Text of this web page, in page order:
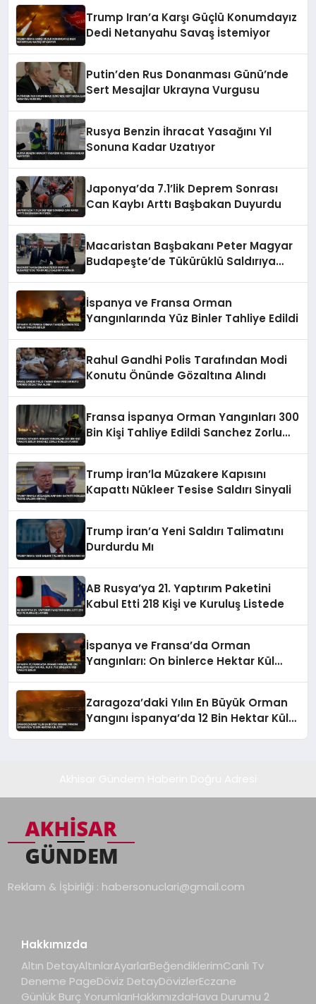
Trump Iran’a Karşı Güçlü Konumdayız
Dedi Netanyahu Savaş İstemiyor
Putin’den Rus Donanması Günü’nde
Sert Mesajlar Ukrayna Vurgusu
Rusya Benzin İhracat Yasağını Yıl
Sonuna Kadar Uzatıyor
Japonya’da 7.1’lik Deprem Sonrası
Can Kaybı Arttı Başbakan Duyurdu
Macaristan Başbakanı Peter Magyar
Budapeşte’de Tükürüklü Saldırıya
İspanya ve Fransa Orman
Yangınlarında Yüz Binler Tahliye Edildi
Rahul Gandhi Polis Tarafından Modi
Konutu Önünde Gözaltına Alındı
Fransa İspanya Orman Yangınları 300
Bin Kişi Tahliye Edildi Sanchez Zorlu
Trump İran’la Müzakere Kapısını
Kapattı Nükleer Tesise Saldırı Sinyali
Trump İran’a Yeni Saldırı Talimatını
Durdurdu Mı
AB Rusya’ya 21. Yaptırım Paketini
Kabul Etti 218 Kişi ve Kuruluş Listede
İspanya ve Fransa’da Orman
Yangınları: On binlerce Hektar Kül
Zaragoza’daki Yılın En Büyük Orman
Yangını İspanya’da 12 Bin Hektar Kül
Reklam & İşbirliği : habersonuclari@gmail.com
Hakkımızda
Altın DetayAltınlarAyarlarBeğendiklerimCanlı Tv
Deneme PageDöviz DetayDövizlerEczane
Günlük Burç YorumlarıHakkımızdaHava Durumu 2